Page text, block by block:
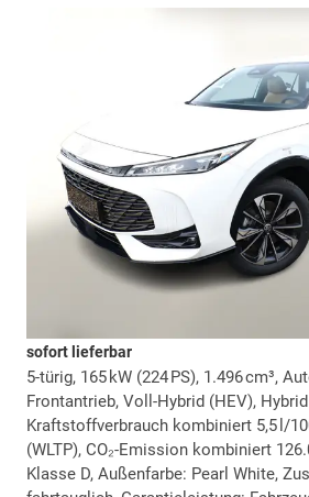
sofort lieferbar
5-türig, 165 kW (224 PS), 1.496 cm³,
Frontantrieb, Voll-Hybrid (HEV),
Kraftstoffverbrauch kombiniert 5,5 l/
(WLTP), CO₂-Emission kombiniert
Klasse D, Außenfarbe: Pearl White,